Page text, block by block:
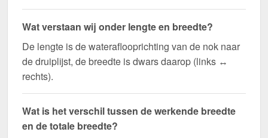
Wat verstaan wij onder lengte en breedte?
De lengte is de wateraflooprichting van de nok naar
de druiplijst, de breedte is dwars daarop (links ↔
rechts).
Wat is het verschil tussen de werkende breedte
en de totale breedte?